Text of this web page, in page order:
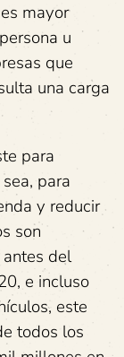
mayor
u
que
una carga
para
para
y reducir
son
del
e incluso
este
todos los